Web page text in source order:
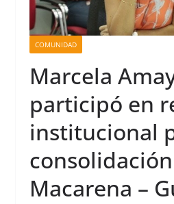
COMUNIDAD
Marcela
participó en
institucional
Macarena –